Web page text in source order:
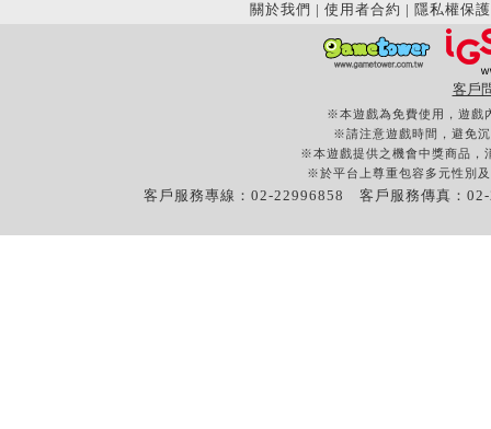
關於我們 | 使用者合約 | 隱私權保護
客戶
※本遊戲為免費使用，遊戲
※請注意遊戲時間，避免
※本遊戲提供之機會中獎商品，
※於平台上尊重包容多元性別
客戶服務專線：02-22996858 客戶服務傳真：